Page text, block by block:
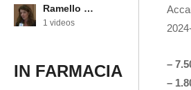
Ramello Cinzia
1 videos
IN FARMACIA
–
–